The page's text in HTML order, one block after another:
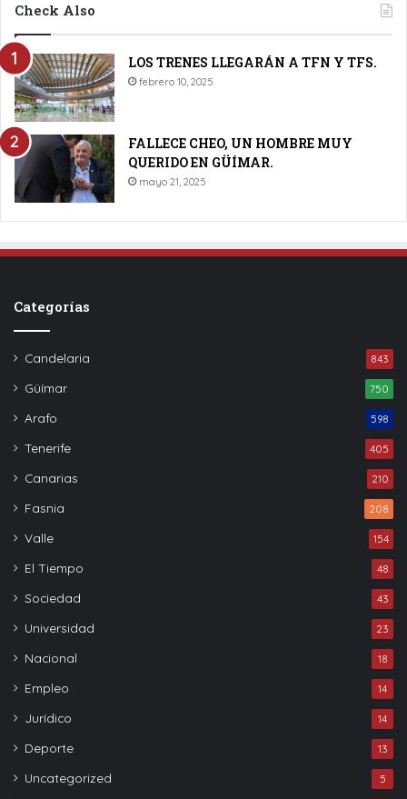
Check Also
LOS TRENES LLEGARÁN A TFN Y TFS.
febrero 10, 2025
FALLECE CHEO, UN HOMBRE MUY
QUERIDO EN GÜÍMAR.
mayo 21, 2025
Categorías
Candelaria 843
Güímar 750
Arafo 598
Tenerife 405
Canarias 210
Fasnia 208
Valle 154
El Tiempo 48
Sociedad 43
Universidad 23
Nacional 18
Empleo 14
Jurídico 14
Deporte 13
Uncategorized 5